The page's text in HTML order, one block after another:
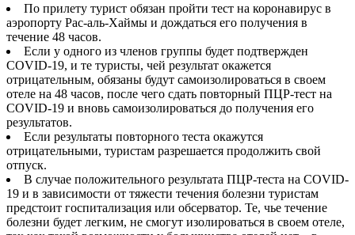
По прилету турист обязан пройти тест на коронавирус в
аэропорту Рас-аль-Хаймы и дождаться его получения в
течение 48 часов.
Если у одного из членов группы будет подтвержден
COVID-19, и те туристы, чей результат окажется
отрицательным, обязаны будут самоизолироваться в своем
отеле на 48 часов, после чего сдать повторный ПЦР-тест на
COVID-19 и вновь самоизолироваться до получения его
результатов.
Если результаты повторного теста окажутся
отрицательными, туристам разрешается продолжить свой
отпуск.
В случае положительного результата ПЦР-теста на COVID-
19 и в зависимости от тяжести течения болезни туристам
предстоит госпитализация или обсерватор. Те, чье течение
болезни будет легким, не смогут изолироваться в своем отеле,